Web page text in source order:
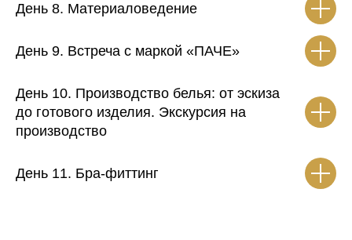
День 8. Материаловедение
День 9. Встреча с маркой «ПАЧЕ»
День 10. Производство белья: от эскиза
до готового изделия. Экскурсия на
производство
День 11. Бра-фиттинг